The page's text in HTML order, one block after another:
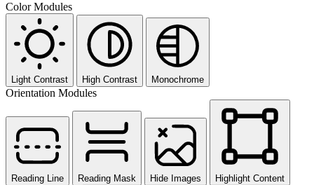
Color Modules
Light Contrast High Contrast Monochrome
Orientation Modules
Reading Line Reading Mask Hide Images Highlight Content